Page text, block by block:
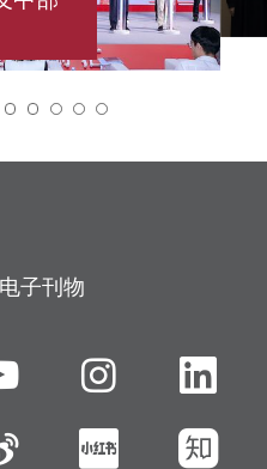
子刊物
YouTube
新浪微博小红书知